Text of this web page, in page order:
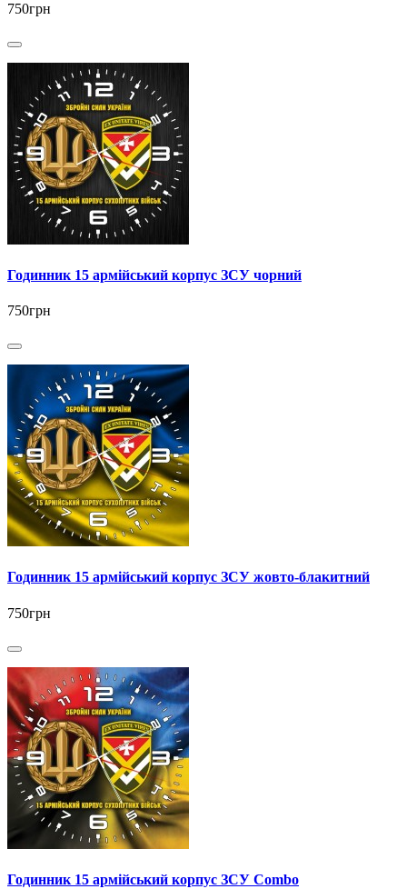
750грн
Годинник 15 армійський корпус ЗСУ чорний
750грн
Годинник 15 армійський корпус ЗСУ жовто-блакитний
750грн
Годинник 15 армійський корпус ЗСУ Combo